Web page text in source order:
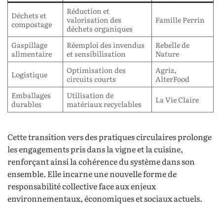
Déchets et
compostage
Réduction et
valorisation des
déchets organiques
Famille Perrin
Gaspillage
alimentaire
Réemploi des invendus
et sensibilisation
Rebelle de
Nature
Logistique
Optimisation des
circuits courts
Agriz,
AlterFood
Emballages
durables
Utilisation de
matériaux recyclables
La Vie Claire
Cette transition vers des pratiques circulaires prolonge
les engagements pris dans la vigne et la cuisine,
renforçant ainsi la cohérence du système dans son
ensemble. Elle incarne une nouvelle forme de
responsabilité collective face aux enjeux
environnementaux, économiques et sociaux actuels.